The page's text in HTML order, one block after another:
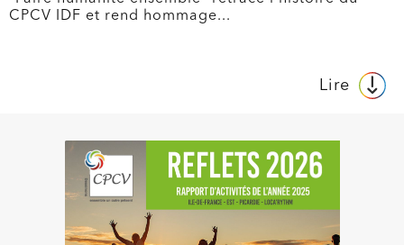
CPCV IDF et rend hommage...
Lire